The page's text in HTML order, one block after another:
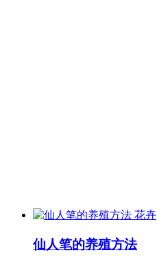
花卉
仙人笔的养殖方法